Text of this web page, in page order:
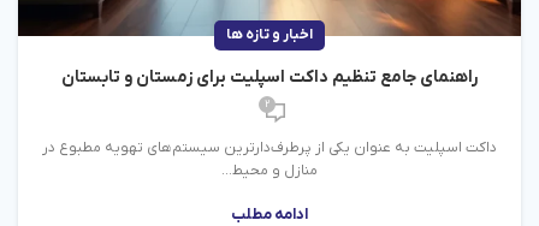
اخبار و تازه ها
راهنمای جامع تنظیم داکت اسپلیت برای زمستان و تابستان
2
داکت اسپلیت به عنوان یکی از پرطرف‌دارترین سیستم‌های تهویه مطبوع در
منازل و محیط‌...
ادامه مطلب